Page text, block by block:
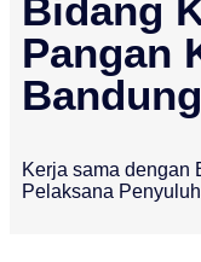
Bidang
Pangan
Kerja sama dengan
Pelaksana